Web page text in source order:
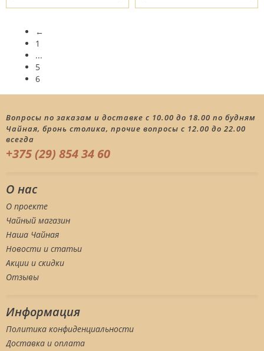
←
1
...
5
6
Вопросы по заказам и доставке с 10.00 до 18.00 по будням
Чайная, бронь столика, прочие вопросы с 12.00 до 22.00
всегда
+375 (29) 854 34 60
О нас
О проекте
Чайный магазин
Наша Чайная
Новости и статьи
Акции и скидки
Отзывы
Информация
Политика конфиденциальности
Доставка и оплата